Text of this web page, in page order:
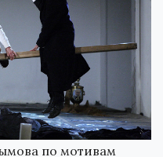
по мотивам